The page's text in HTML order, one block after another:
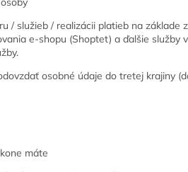
/ služieb / realizácii platieb na základe
e-shopu (Shoptet) a ďalšie služby
osobné údaje do tretej krajiny
máte